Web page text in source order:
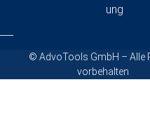
ung
© AdvoTools GmbH – Alle
vorbehalten